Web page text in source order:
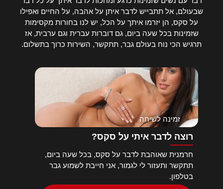
שבעולם, אל תתבייש לדבר איתן על אהבה, על החיים ואפילו
על סקס, הן יזרמו איתך על הכל, יש לנו בחורות מקסימות
שזמינות בכל שעה ביום, גם דוברות עברית וגם ערבית, אז
תרגיש הכי נוח בעולם גבר, תתקשר, השירות כרוך בתשלום.
זמינה לשיחה
רוצה לדבר איתי על סקס?
חרמנית שאוהבת לדבר על סקס, בכל שעה ביום,
תתקשר ותעזור לי לגמור, אני חייבת לשמוע גבר
בטלפון.